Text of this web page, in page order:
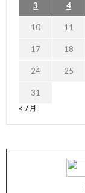
3 4
10 11
17 18
24 25
31
« 7月